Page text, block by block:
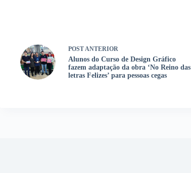
POSTANTERIOR
Alunos do Curso de Design Gráfico
fazem adaptação da obra ‘No Reino das
letras Felizes’ para pessoas cegas